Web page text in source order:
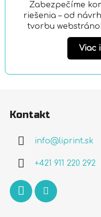
Zabezpečíme
riešenia – od
tvorbu
Viac
Kontakt
info@liprint.sk
+421 911 220 292